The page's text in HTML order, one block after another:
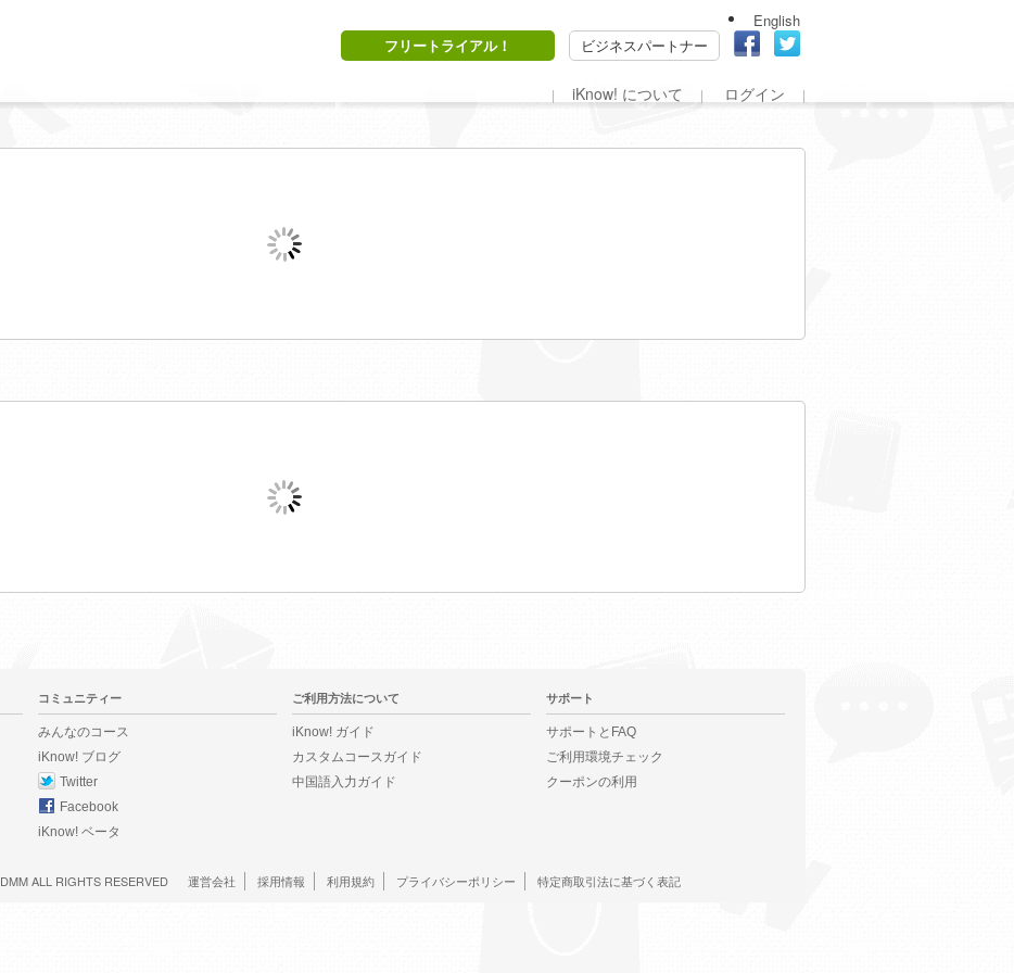
English
フリートライアル！
ビジネスパートナー
iKnow! について ログイン
コミュニティー
みんなのコース
iKnow! ブログ
Twitter
Facebook
iKnow! ベータ
ご利用方法について
iKnow! ガイド
カスタムコースガイド
中国語入力ガイド
サポート
サポートとFAQ
ご利用環境チェック
クーポンの利用
DMMALL RIGHTS RESERVED 運営会社 採用情報 利用規約 プライバシーポリシー 特定商取引法に基づく表記